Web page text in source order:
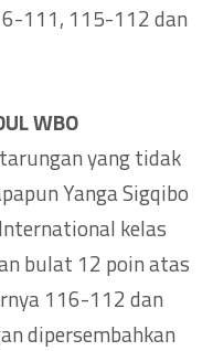
111, 115-112 dan
WBO
yang tidak
Yanga Sigqibo
kelas
bulat 12 poin atas
116-112 dan
dipersembahkan